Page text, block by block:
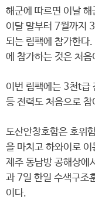
해군에 따르면 이날
이달 말부터 7월까지
되는 림팩에 참가한
에 참가하는 것은 처음
이번 림팩에는 3천t급
등 전력도 처음으로
도산안창호함은 호위
을 마치고 하와이로
제주 동남방 공해상에
과 7일 한일 수색구조
이다.